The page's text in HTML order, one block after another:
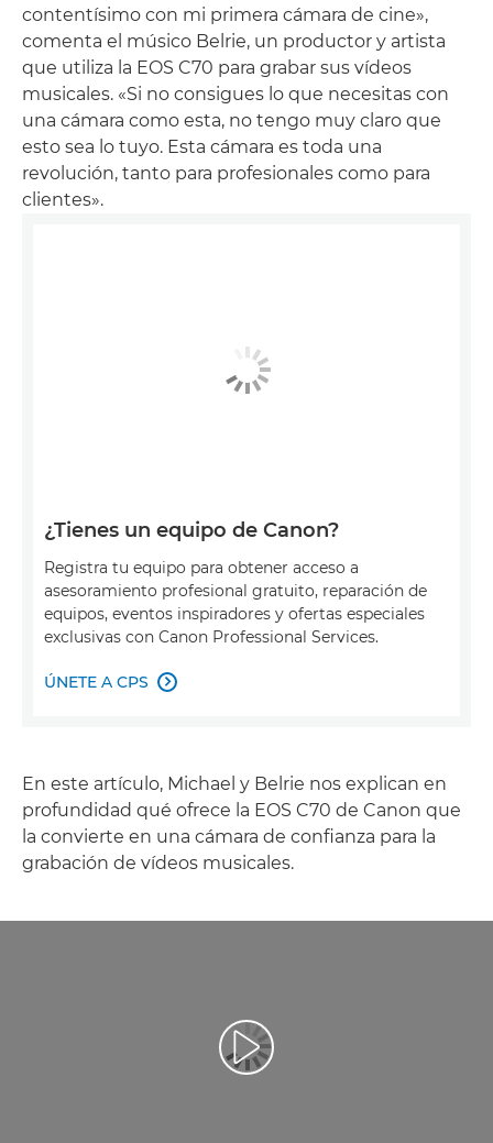
contentísimo con mi primera cámara de cine»,
comenta el músico Belrie, un productor y artista
que utiliza la EOS C70 para grabar sus vídeos
musicales. «Si no consigues lo que necesitas con
una cámara como esta, no tengo muy claro que
esto sea lo tuyo. Esta cámara es toda una
revolución, tanto para profesionales como para
clientes».
¿Tienes un equipo de Canon?
Registra tu equipo para obtener acceso a
asesoramiento profesional gratuito, reparación de
equipos, eventos inspiradores y ofertas especiales
exclusivas con Canon Professional Services.
ÚNETE A CPS 
En este artículo, Michael y Belrie nos explican en
profundidad qué ofrece la EOS C70 de Canon que
la convierte en una cámara de confianza para la
grabación de vídeos musicales.
Reproducir vídeo